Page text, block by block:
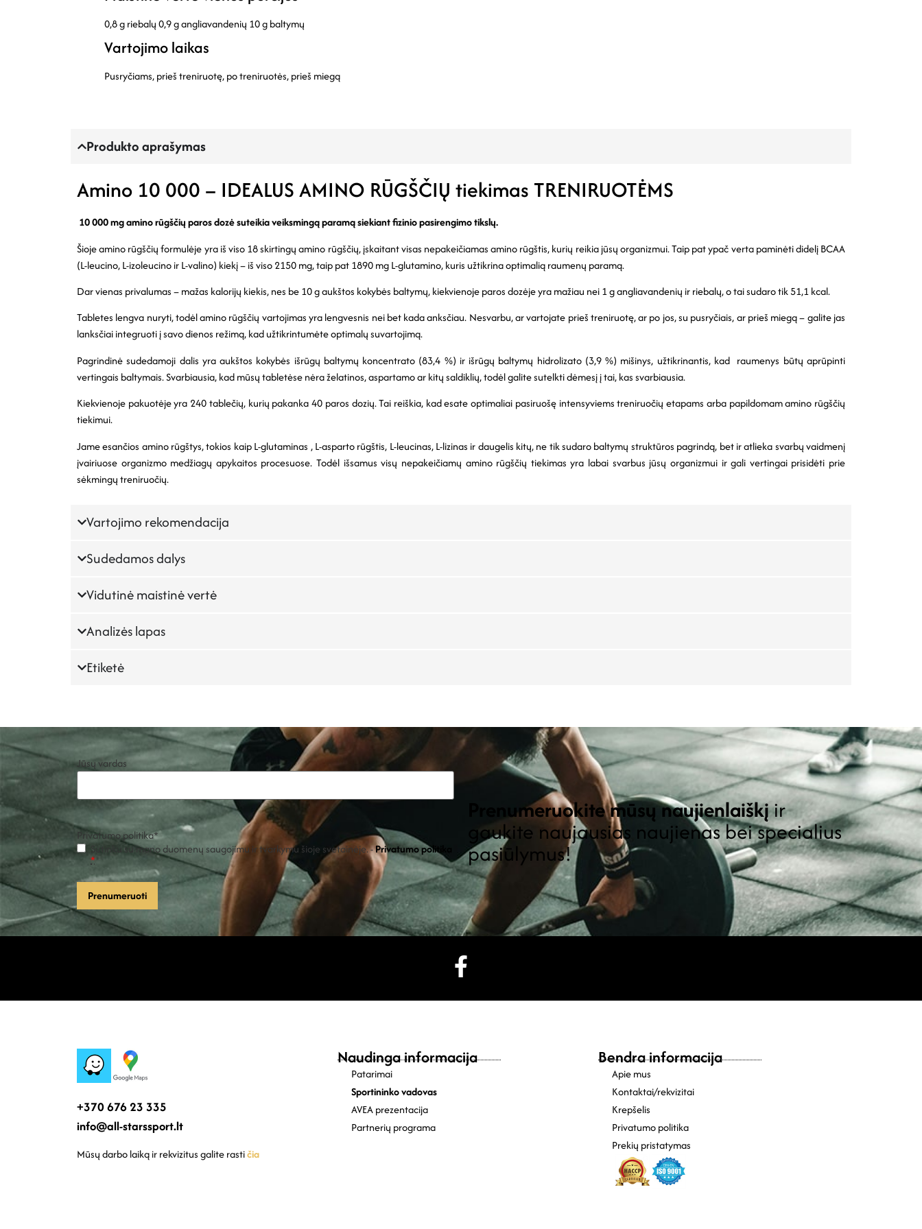
0,8 g riebalų0,9 g angliavandenių 10 g baltymų
Vartojimo laikas
Pusryčiams, prieš treniruotę, po treniruotės, prieš miegą
Produkto aprašymas
Amino 10 000 – IDEALUS AMINO RŪGŠČIŲ tiekimas TRENIRUOTĖMS
10 000 mg amino rūgščių paros dozė suteikia veiksmingą paramą siekiant fizinio pasirengimo tikslų.
Šioje amino rūgščių formulėje yra iš viso 18 skirtingų amino rūgščių, įskaitant visas nepakeičiamas amino rūgštis, kurių reikia jūsų organizmui. Taip pat ypač verta paminėti didelį BCAA
(L-leucino, L-izoleucino ir L-valino) kiekį – iš viso 2150 mg, taip pat 1890 mg L-glutamino, kuris užtikrina optimalią raumenų paramą.
Dar vienas privalumas – mažas kalorijų kiekis, nes be 10 g aukštos kokybės baltymų, kiekvienoje paros dozėje yra mažiau nei 1 g angliavandenių ir riebalų, o tai sudaro tik 51,1 kcal.
Tabletes lengva nuryti, todėl amino rūgščių vartojimas yra lengvesnis nei bet kada anksčiau. Nesvarbu, ar vartojate prieš treniruotę, ar po jos, su pusryčiais, ar prieš miegą – galite jas
lanksčiai integruoti į savo dienos režimą, kad užtikrintumėte optimalų suvartojimą.
Pagrindinė sudedamoji dalis yra aukštos kokybės išrūgų baltymų koncentrato (83,4 %) ir išrūgų baltymų hidrolizato (3,9 %) mišinys, užtikrinantis, kad raumenys būtų aprūpinti
vertingais baltymais. Svarbiausia, kad mūsų tabletėse nėra želatinos, aspartamo ar kitų saldiklių, todėl galite sutelkti dėmesį į tai, kas svarbiausia.
Kiekvienoje pakuotėje yra 240 tablečių, kurių pakanka 40 paros dozių. Tai reiškia, kad esate optimaliai pasiruošę intensyviems treniruočių etapams arba papildomam amino rūgščių
tiekimui.
Jame esančios amino rūgštys, tokios kaip L-glutaminas , L-asparto rūgštis, L-leucinas, L-lizinas ir daugelis kitų, ne tik sudaro baltymų struktūros pagrindą, bet ir atlieka svarbų vaidmenį
įvairiuose organizmo medžiagų apykaitos procesuose. Todėl išsamus visų nepakeičiamų amino rūgščių tiekimas yra labai svarbus jūsų organizmui ir gali vertingai prisidėti prie
sėkmingų treniruočių.
Vartojimo rekomendacija
Sudedamos dalys
Vidutinė maistinė vertė
Analizės lapas
Etiketė
Jūsų vardas
Privatumo politika*
Sutinku su mano duomenų saugojimu ir tvarkymu šioje svetainėje. -Privatumo politika
*
Prenumeruokite mūsų naujienlaiškįir
gaukite naujausias naujienas bei specialius
pasiūlymus!
+370 676 23 335
info@all-starssport.lt
Mūsų darbo laiką ir rekvizitus galite rastičia
Naudinga informacija
Patarimai
Sportininko vadovas
AVEA prezentacija
Partnerių programa
Bendra informacija
Apie mus
Kontaktai/rekvizitai
Krepšelis
Privatumo politika
Prekių pristatymas